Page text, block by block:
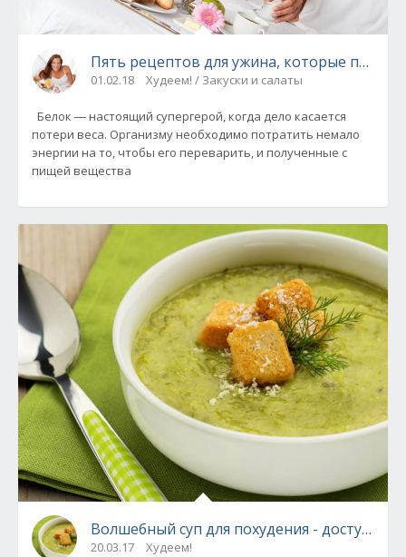
Пять рецептов для ужина, которые
01.02.18 Худеем! / Закуски и салаты
Белок ― настоящий супергерой, когда дело касается
потери веса. Организму необходимо потратить немало
энергии на то, чтобы его переварить, и полученные с
пищей вещества
Волшебный суп для похудения -
20.03.17 Худеем!